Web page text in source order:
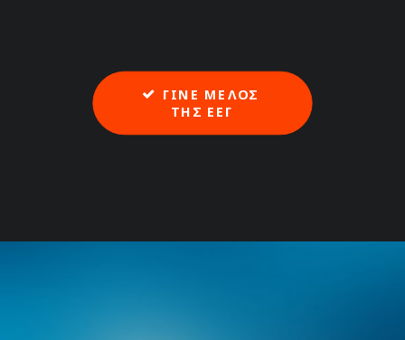
ΓΙΝΕ ΜΕΛΟΣ
ΤΗΣ ΕΕΓ